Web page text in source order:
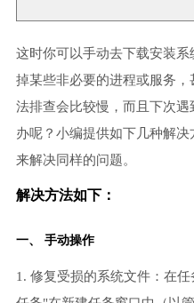
这时你可以手动去下载安装
掉某些非必要的进程或服务
法排查会比较慢，而且下次
办呢？小编提供如下几种解
来解决同样的问题。
解决方法如下：
一、 手动操作
1. 修复受损的系统文件：在